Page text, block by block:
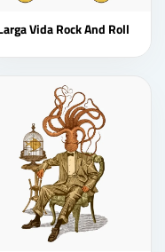
Vida Rock And Roll